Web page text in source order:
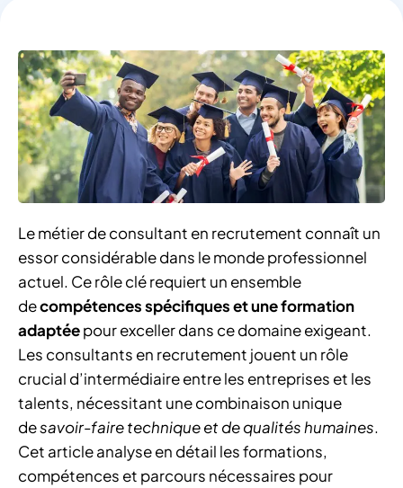
Le métier de consultant en recrutement connaît un
essor considérable dans le monde professionnel
actuel. Ce rôle clé requiert un ensemble
decompétences spécifiques et une formation
adaptéepour exceller dans ce domaine exigeant.
Les consultants en recrutement jouent un rôle
crucial d’intermédiaire entre les entreprises et les
talents, nécessitant une combinaison unique
desavoir-faire technique et de qualités humaines.
Cet article analyse en détail les formations,
compétences et parcours nécessaires pour